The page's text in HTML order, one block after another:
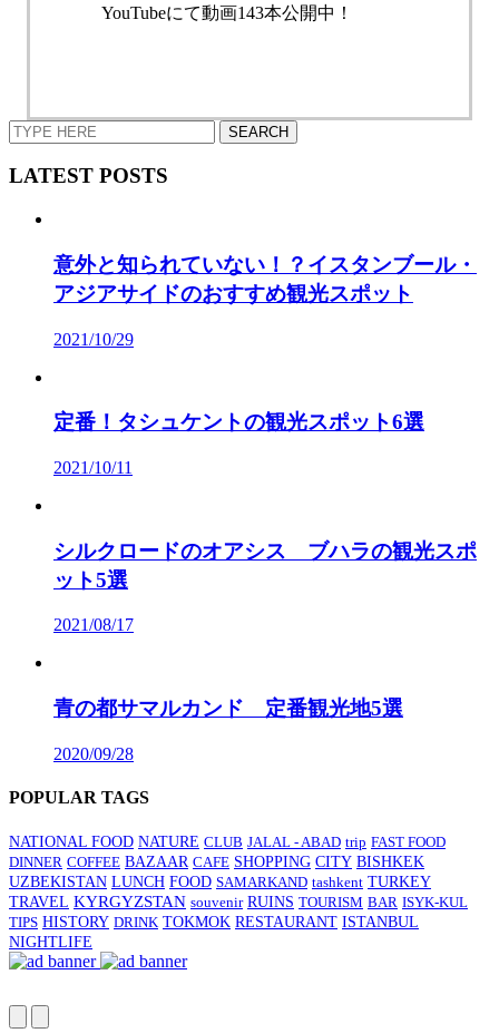
YouTubeにて動画143本公開中！
LATEST POSTS
意外と知られていない！？イスタンブール・
アジアサイドのおすすめ観光スポット
2021/10/29
定番！タシュケントの観光スポット6選
2021/10/11
シルクロードのオアシス ブハラの観光スポ
ット5選
2021/08/17
青の都サマルカンド 定番観光地5選
2020/09/28
POPULAR TAGS
NATIONAL FOOD NATURE CLUB JALAL - ABAD trip FAST FOOD
DINNER COFFEE BAZAAR CAFE SHOPPING CITY BISHKEK
UZBEKISTAN LUNCH FOOD SAMARKAND tashkent TURKEY
TRAVEL KYRGYZSTAN souvenir RUINS TOURISM BAR ISYK-KUL
TIPS HISTORY DRINK TOKMOK RESTAURANT ISTANBUL
NIGHTLIFE